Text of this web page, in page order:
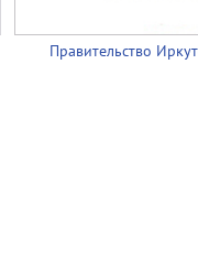
Правительство